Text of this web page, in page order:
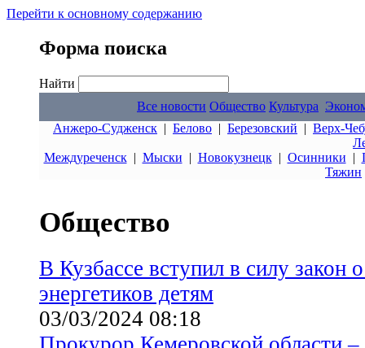
Перейти к основному содержанию
Форма поиска
Найти
Все новости Общество Культура
Анжеро-Судженск | Белово | Березовский | Верх-
Междуреченск| Мыски | Новокузнецк| Осинники |
Тяжин
Общество
В Кузбассе вступил в силу закон
энергетиков детям
03/03/2024 08:18